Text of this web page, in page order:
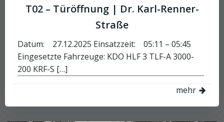
T02 – Türöffnung | Dr. Karl-Renner-
Straße
Datum: 27.12.2025 Einsatzzeit: 05:11 – 05:45
Eingesetzte Fahrzeuge: KDO HLF 3 TLF-A 3000-
200 KRF-S […]
mehr